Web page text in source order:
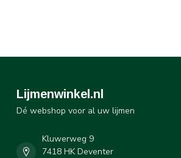
Lijmenwinkel.nl
Dé webshop voor al uw lijmen
Kluwerweg 9
7418 HK Deventer